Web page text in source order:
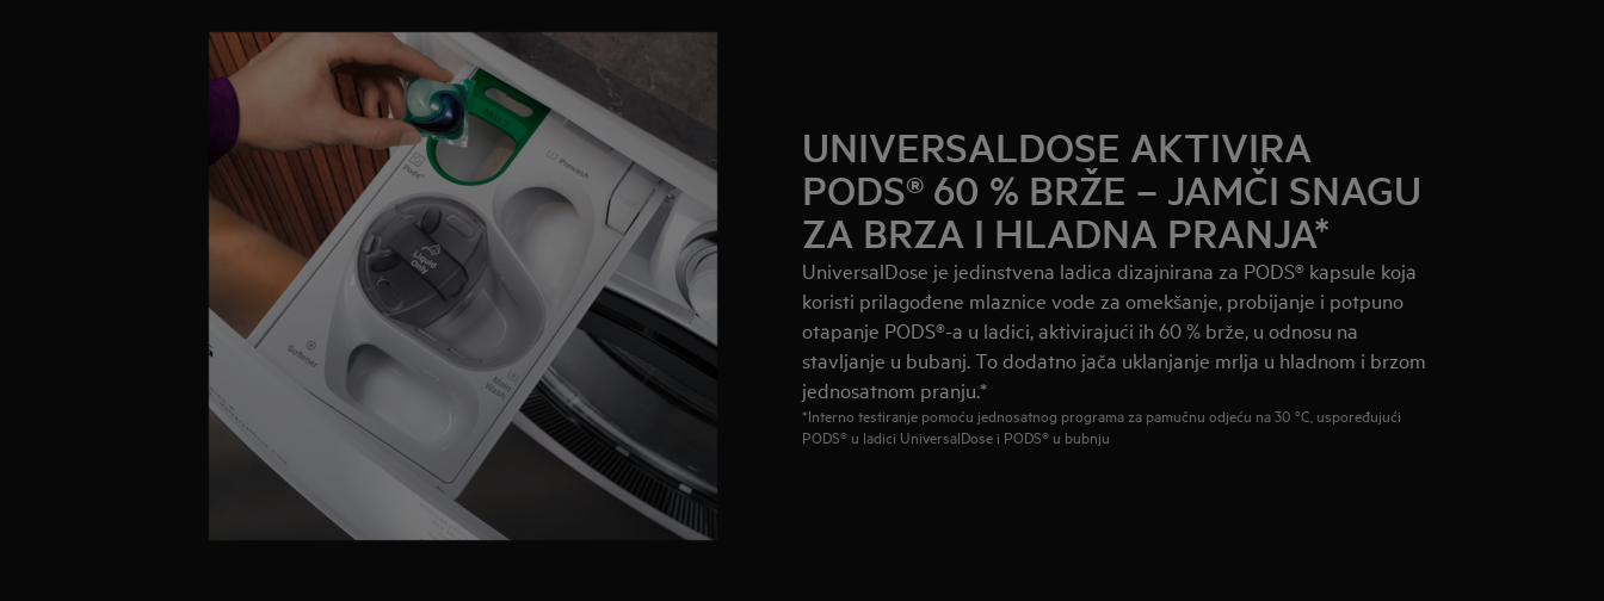
UNIVERSALDOSE AKTIVIRA
PODS® 60 % BRŽE – JAMČI SNAGU
ZA BRZA I HLADNA PRANJA*
UniversalDose je jedinstvena ladica dizajnirana za PODS® kapsule koja
koristi prilagođene mlaznice vode za omekšanje, probijanje i potpuno
otapanje PODS®-a u ladici, aktivirajući ih 60 % brže, u odnosu na
stavljanje u bubanj. To dodatno jača uklanjanje mrlja u hladnom i brzom
jednosatnom pranju.*
*Interno testiranje pomoću jednosatnog programa za pamučnu odjeću na 30 °C, uspoređujući
PODS® u ladici UniversalDose i PODS® u bubnju